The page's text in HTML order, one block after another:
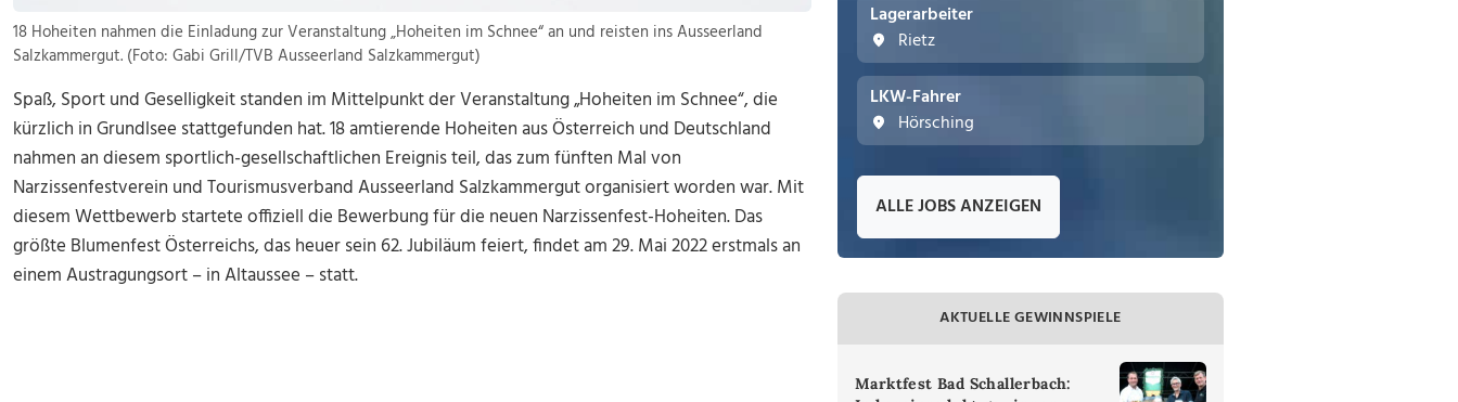
18 Hoheiten nahmen die Einladung zur Veranstaltung „Hoheiten im Schnee“ an und reisten ins Ausseerland
Salzkammergut. (Foto: Gabi Grill/TVB Ausseerland Salzkammergut)
Spaß, Sport und Geselligkeit standen im Mittelpunkt der Veranstaltung „Hoheiten im Schnee“, die
kürzlich in Grundlsee stattgefunden hat. 18 amtierende Hoheiten aus Österreich und Deutschland
nahmen an diesem sportlich-gesellschaftlichen Ereignis teil, das zum fünften Mal von
Narzissenfestverein und Tourismusverband Ausseerland Salzkammergut organisiert worden war. Mit
diesem Wettbewerb startete offiziell die Bewerbung für die neuen Narzissenfest-Hoheiten. Das
größte Blumenfest Österreichs, das heuer sein 62. Jubiläum feiert, findet am 29. Mai 2022 erstmals an
einem Austragungsort – in Altaussee – statt.
Lagerarbeiter
Rietz
LKW-Fahrer
Hörsching
ALLE JOBS ANZEIGEN
AKTUELLE GEWINNSPIELE
Marktfest Bad Schallerbach: